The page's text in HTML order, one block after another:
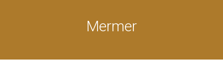
Mermer